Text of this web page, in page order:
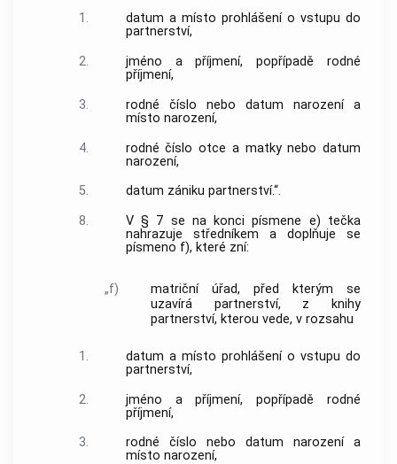
1.
datum a místo prohlášení o vstupu do
partnerství,
2.
jméno a příjmení, popřípadě rodné
příjmení,
3.
rodné číslo nebo datum narození a
místo narození,
4.
rodné číslo otce a matky nebo datum
narození,
5.
datum zániku partnerství.“.
8.
V § 7 se na konci písmene e) tečka
nahrazuje středníkem a doplňuje se
písmeno f), které zní:
„f)
matriční úřad, před kterým se
uzavírá partnerství, z knihy
partnerství, kterou vede, v rozsahu
1.
datum a místo prohlášení o vstupu do
partnerství,
2.
jméno a příjmení, popřípadě rodné
příjmení,
3.
rodné číslo nebo datum narození a
místo narození,